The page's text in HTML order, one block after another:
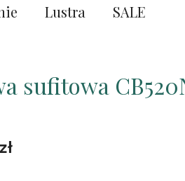
Lustra SALE
sufitowa